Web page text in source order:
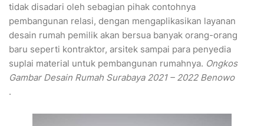
tidak disadari oleh sebagian pihak contohnya
pembangunan relasi, dengan mengaplikasikan layanan
desain rumah pemilik akan bersua banyak orang-orang
baru seperti kontraktor, arsitek sampai para penyedia
suplai material untuk pembangunan rumahnya. Ongkos
Gambar Desain Rumah Surabaya 2021 – 2022 Benowo
.